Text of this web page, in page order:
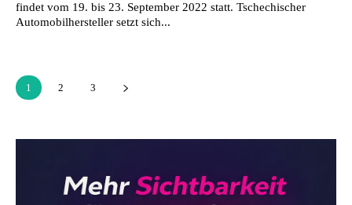
findet vom 19. bis 23. September 2022 statt. Tschechischer
Automobilhersteller setzt sich...
1 2 3